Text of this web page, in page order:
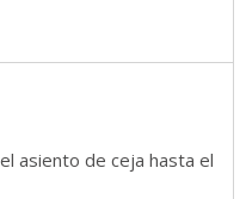
asiento de ceja hasta el